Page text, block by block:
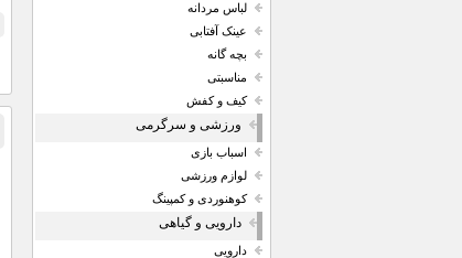
لباس مردانه
عینک آفتابی
بچه گانه
مناسبتی
کیف و کفش
ورزشی و سرگرمی
اسباب بازی
لوازم ورزشی
کوهنوردی و کمپینگ
دارویی و گیاهی
دارویی